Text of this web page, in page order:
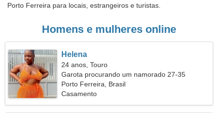
Porto Ferreira para locais, estrangeiros e turistas.
Homens e mulheres online
Helena
24 anos, Touro
Garota procurando um namorado 27-35
Porto Ferreira, Brasil
Casamento